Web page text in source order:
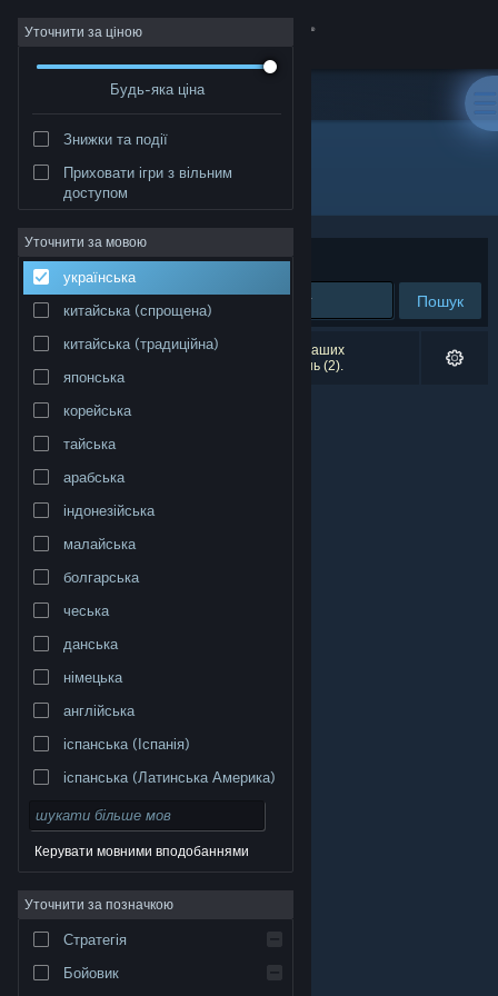
Увійти
Крамниця
Інформація
Підтримка
Змінити мову
Переглянути повну версію
© Valve Corporation. Усі права захищено. Усі
Юридична інформація
підписника Steam
cookie
Уточнити за ціною
Будь-яка ціна
Знижки та події
Приховати ігри з вільним
доступом
Уточнити за мовою
українська
китайська (спрощена)
китайська (традиційна)
японська
корейська
тайська
арабська
індонезійська
малайська
болгарська
чеська
данська
німецька
англійська
іспанська (Іспанія)
іспанська (Латинська Америка)
Керувати мовними вподобаннями
Уточнити за позначкою
Стратегія
Бойовик
Видавець: LiLy's Revenge
Упорядкувати за доречністю
Пошук
Результатів вашого пошуку: 0. Відповідно до ваших
уподобань було виключено кілька найменувань (2).